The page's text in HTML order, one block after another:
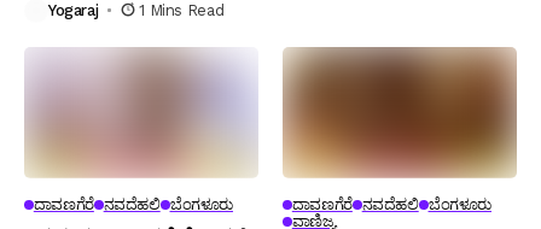
Yogaraj 1 Mins Read
ದಾವಣಗೆರೆ ನವದೆಹಲಿ ಬೆಂಗಳೂರು ದಾವಣಗೆರೆ ನವದೆಹಲಿ ಬೆಂಗಳೂರು
ವಾಣಿಜ್ಯ